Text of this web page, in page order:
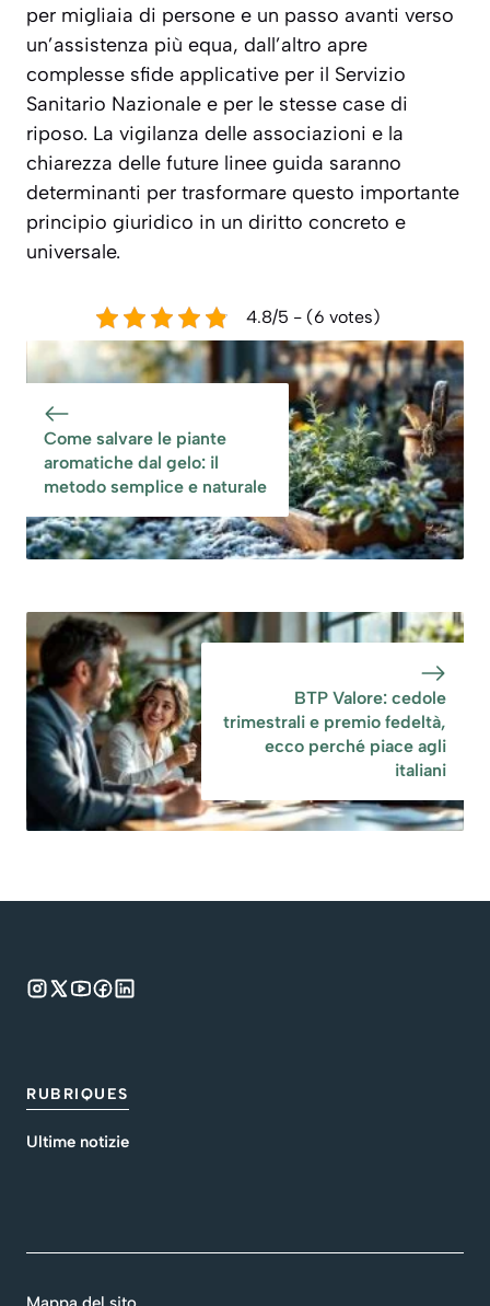
per migliaia di persone e un passo avanti verso
un’assistenza più equa, dall’altro apre
complesse sfide applicative per il Servizio
Sanitario Nazionale e per le stesse case di
riposo. La vigilanza delle associazioni e la
chiarezza delle future linee guida saranno
determinanti per trasformare questo importante
principio giuridico in un diritto concreto e
universale.
4.8/5 - (6 votes)
Come salvare le piante
aromatiche dal gelo: il
metodo semplice e naturale
BTP Valore: cedole
trimestrali e premio fedeltà,
ecco perché piace agli
italiani
RUBRIQUES
Ultime notizie